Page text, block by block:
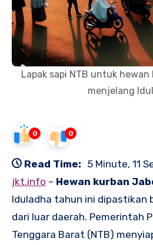
Lapak sapi NTB untuk
menjelang
0 0
Read Time: 5 Minute, 11
jkt.info – Hewan kurban
Iduladha tahun ini dipastikan
dari luar daerah. Pemerintah
Tenggara Barat (NTB)